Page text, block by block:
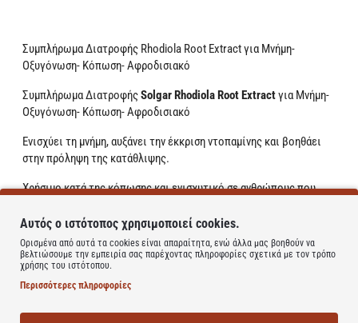
Συμπλήρωμα Διατροφής Rhodiola Root Extract για Μνήμη-
Οξυγόνωση- Κόπωση- Αφροδισιακό
Συμπλήρωμα ΔιατροφήςSolgar Rhodiola Root Extractγια Μνήμη-
Οξυγόνωση- Κόπωση- Αφροδισιακό
Ενισχύει τη μνήμη, αυξάνει την έκκριση ντοπαμίνης και βοηθάει
στην πρόληψη της κατάθλιψης.
Χρήσιμο κατά της κόπωσης και ενισχυτικό σε ανθρώπους που
την προαγωγή αθλητικών επιδόσεων.
Ενισχύει την σεξουαλική υγεία.
Learn more
Αυτός ο ιστότοπος χρησιμοποιεί cookies.
Ορισμένα από αυτά τα cookies είναι απαραίτητα, ενώ άλλα μας βοηθούν να
βελτιώσουμε την εμπειρία σας παρέχοντας πληροφορίες σχετικά με τον τρόπο
χρήσης του ιστότοπου.
Περισσότερες πληροφορίες